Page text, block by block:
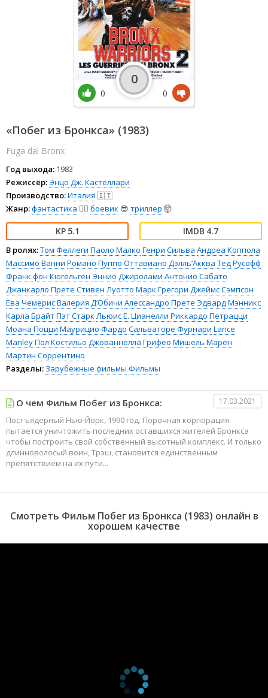
«Побег из Бронкса» (1983)
Fuga dal Bronx
Год выхода: 1983
Режиссёр:Энцо Дж. Кастеллари
Производство:Италия 🇮🇹
Жанр:фантастика 🧙‍♀️ боевик 😎 триллер 🤯
5.1 4.7
В ролях:Том Феллеги Паоло Малко Генри Сильва Андреа Коппола
Массимо Ванни Романо Пуппо Оттавиано Дэлль’Акква Тед Русофф
Франк фон Кюгельген Эннио Джиролами Антонио Сабато
Джанкарло Прете Стивен Луотто Марк Грегори Джеймс Сэмпсон
Ева ЧемерисВалерия Д’Обичи Алессандро Прете Эдвард Мэнникс
Карла БрайтПэт Старк Льюис Е. Цианелли Риккардо Петрацци
Моана Поцци Маурицио Фардо Сальваторе Фурнари Lance
ManleyПол Костильо Джованнелла Грифео Мишель Марен
Мартин Соррентино
Разделы: Зарубежные фильмы Фильмы
0
0
0
О чем Фильм Побег из Бронкса: 17.03.2021
Постъядерный Нью-Йорк, 1990 год. Порочная корпорация
пытается уничтожить последних оставшихся жителей Бронкса
чтобы построить свой собственный высотный комплекс. И только
длинноволосый воин, Трэш, становится единственным
препятствием на их пути...
Смотреть Фильм Побег из Бронкса (1983) онлайн в
хорошем качестве